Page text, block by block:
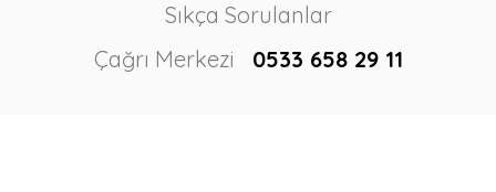
Sıkça Sorulanlar
Çağrı Merkezi
0533 658 29 11